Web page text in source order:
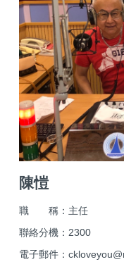
陳愷
職 稱：主任
聯絡分機：2300
電子郵件：ckloveyou@